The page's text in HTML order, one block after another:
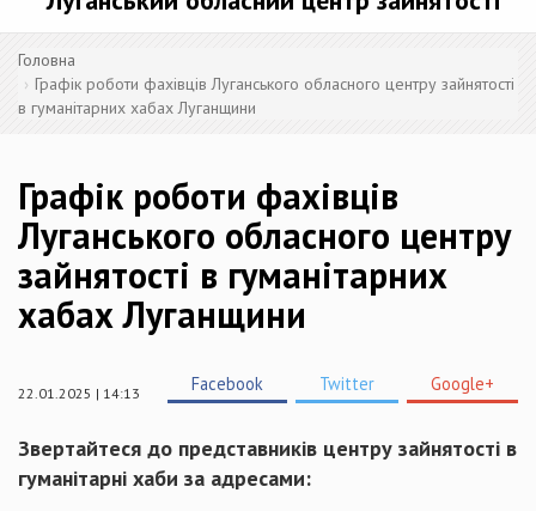
Головна
Графік роботи фахівців Луганського обласного центру зайнятості
в гуманітарних хабах Луганщини
Графік роботи фахівців
Луганського обласного центру
зайнятості в гуманітарних
хабах Луганщини
22.01.2025 | 14:13 Facebook Twitter Google+
Звертайтеся до представників центру зайнятості в
гуманітарні хаби за адресами: